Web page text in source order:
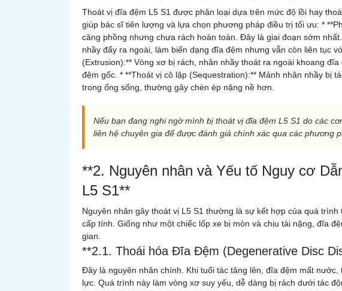
Thoát vị đĩa đệm L5 S1 được phân loại dựa trên mức độ lồi hay
giúp bác sĩ tiên lượng và lựa chọn phương pháp điều trị tối ưu: *
căng phồng nhưng chưa rách hoàn toàn. Đây là giai đoạn sớm
nhầy đẩy ra ngoài, làm biến dạng đĩa đệm nhưng vẫn còn liên tục
(Extrusion):** Vòng xơ bị rách, nhân nhầy thoát ra ngoài khoang
đệm gốc. * **Thoát vị cô lập (Sequestration):** Mảnh nhân nhầy bị
trong ống sống, thường gây chèn ép nặng nề hơn.
Nếu bạn đang nghi ngờ mình bị thoát vị đĩa đệm L5 S1 do các
liên hệ chuyên gia để được đánh giá chính xác qua các phương
**2. Nguyên nhân và Yếu tố Nguy cơ
L5 S1**
Nguyên nhân gây thoát vị L5 S1 thường là sự kết hợp của quá
cấp tính. Giống như một chiếc lốp xe bị mòn và chịu tải nặng, đĩa
gian.
**2.1. Thoái hóa Đĩa Đệm (Degenerative Disc
Đây là nguyên nhân chính. Khi tuổi tác tăng lên, đĩa đệm mất
lực. Quá trình này làm vòng xơ suy yếu, dễ dàng bị rách dưới tác